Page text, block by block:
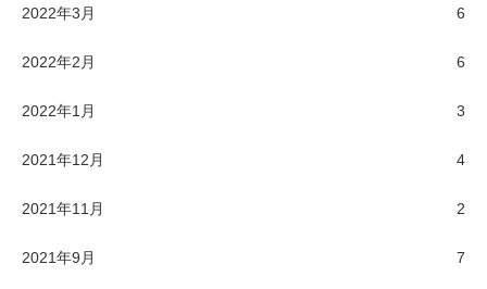
2022年3月 6
2022年2月 6
2022年1月 3
2021年12月 4
2021年11月 2
2021年9月 7